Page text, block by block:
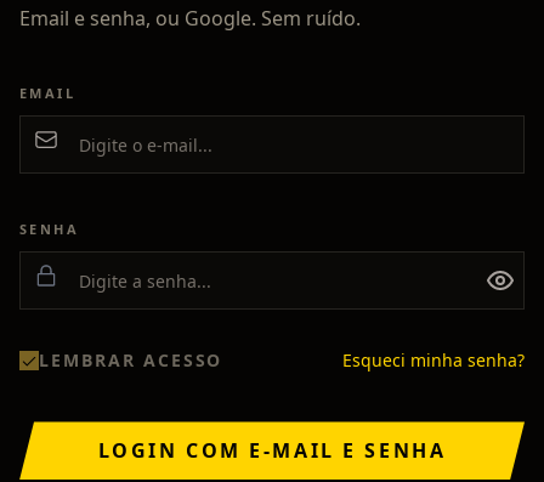
Email e senha, ou Google. Sem ruído.
EMAIL
SENHA
LEMBRAR ACESSO Esqueci minha senha?
LOGIN COM E-MAIL E SENHA